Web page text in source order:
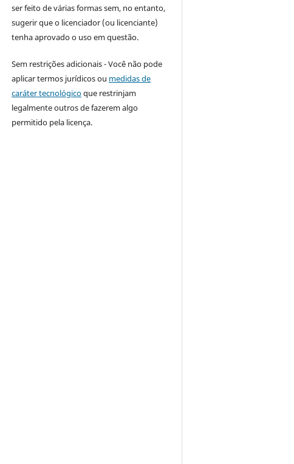
ser feito de várias formas sem, no entanto,
sugerir que o licenciador (ou licenciante)
tenha aprovado o uso em questão.
Sem restrições adicionais - Você não pode
aplicar termos jurídicos ou medidas de
caráter tecnológicoque restrinjam
legalmente outros de fazerem algo
permitido pela licença.